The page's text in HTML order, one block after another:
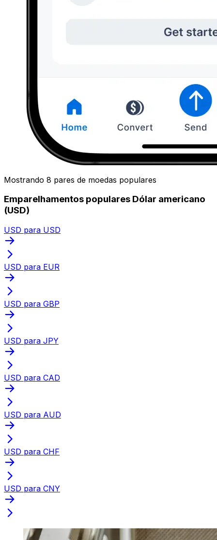
Mostrando 8 pares de moedas populares
Emparelhamentos populares Dólar americano
(USD)
USD para USD
USD para EUR
USD para GBP
USD para JPY
USD para CAD
USD para AUD
USD para CHF
USD para CNY